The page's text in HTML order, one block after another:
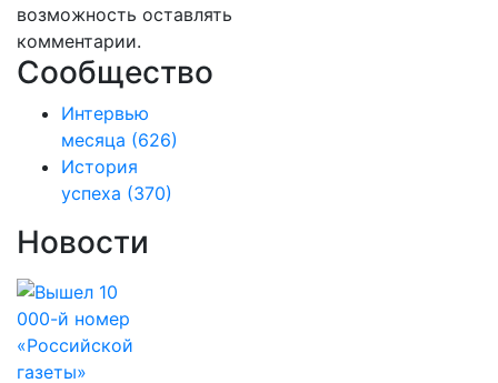
возможность оставлять
комментарии.
Сообщество
Интервью
месяца (626)
История
успеха (370)
Новости